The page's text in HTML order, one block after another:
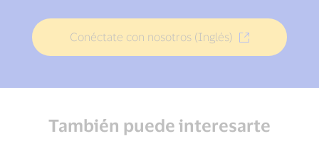
Conéctate con nosotros (Inglés)
También puede interesarte